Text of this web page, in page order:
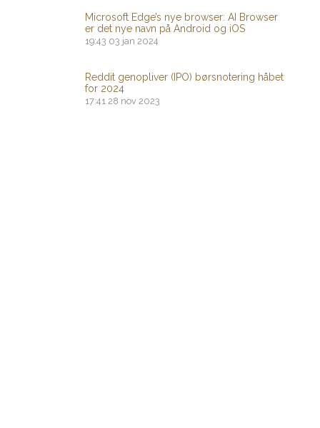
Microsoft Edge’s nye browser: AI Browser
er det nye navn på Android og iOS
19:43 03 jan 2024
Reddit genopliver (IPO) børsnotering håbet
for 2024
17:41 28 nov 2023